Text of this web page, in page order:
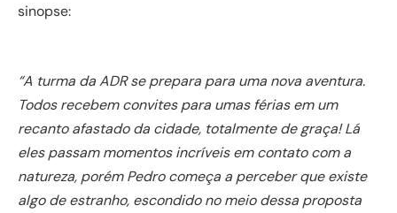
sinopse:
“A turma da ADR se prepara para uma nova aventura.
Todos recebem convites para umas férias em um
recanto afastado da cidade, totalmente de graça! Lá
eles passam momentos incríveis em contato com a
natureza, porém Pedro começa a perceber que existe
algo de estranho, escondido no meio dessa proposta